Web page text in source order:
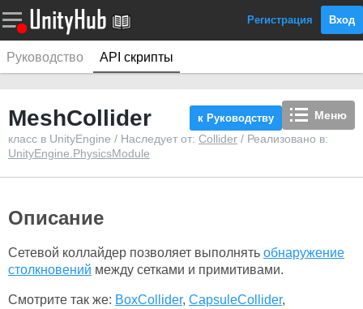
Регистрация Вход
Руководство API скрипты
Меню
к Руководству
MeshCollider
класс в UnityEngine / Наследует от: Collider / Реализовано в:
UnityEngine.PhysicsModule
Описание
Сетевой коллайдер позволяет выполнять обнаружение
столкновений между сетками и примитивами.
Смотрите так же: BoxCollider, CapsuleCollider,